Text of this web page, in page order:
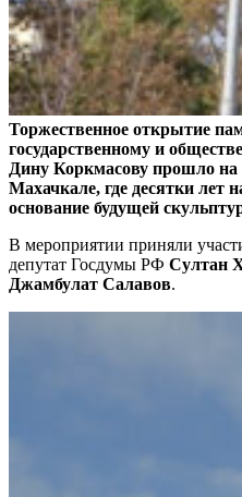
Торжественное открытие
государственному и
Дину Коркмасову прошло
Махачкале, где десятки лет
основание будущей
В мероприятии приняли
депутат Госдумы РФ Султан
Джамбулат Салавов.